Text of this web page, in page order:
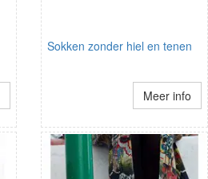
Sokken zonder hiel en tenen
Meer info